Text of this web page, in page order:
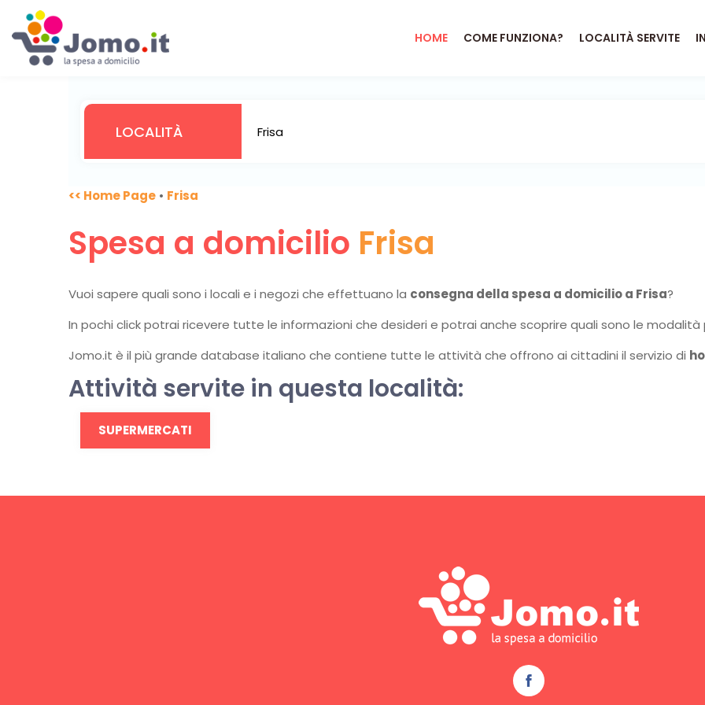
HOME COME FUNZIONA? LOCALITÀ SERVITE
<< Home Page • Frisa
Spesa a domicilio Frisa
Vuoi sapere quali sono i locali e i negozi che effettuano la consegna della spesa a domicilio a Frisa?
In pochi click potrai ricevere tutte le informazioni che desideri e potrai anche scoprire quali sono le
Jomo.it è il più grande database italiano che contiene tutte le attività che offrono ai cittadini il servizio di
Attività servite in questa località:
SUPERMERCATI